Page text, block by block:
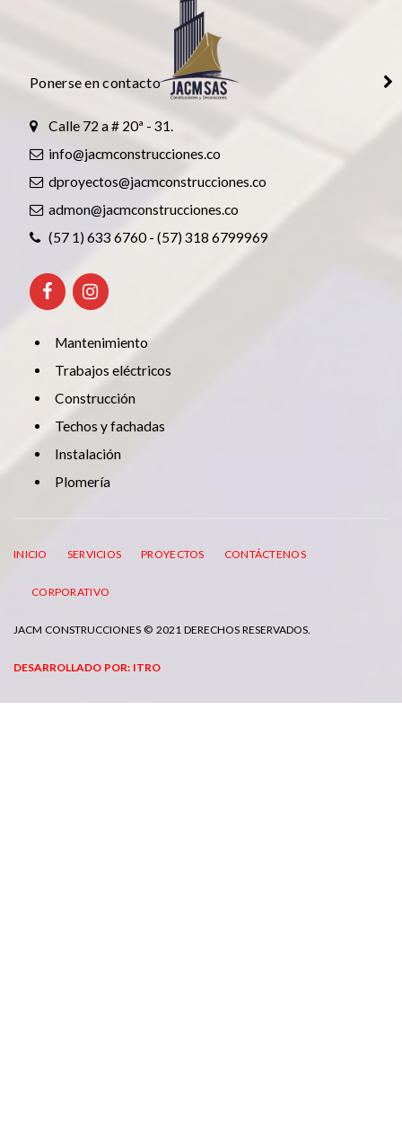
Ponerse en contacto
Calle 72 a # 20ª - 31.
info@jacmconstrucciones.co
dproyectos@jacmconstrucciones.co
admon@jacmconstrucciones.co
(57 1) 633 6760 - (57) 318 6799969
Mantenimiento
Trabajos eléctricos
Construcción
Techos y fachadas
Instalación
Plomería
INICIO SERVICIOS PROYECTOS CONTÁCTENOS
CORPORATIVO
JACM CONSTRUCCIONES © 2021 DERECHOS RESERVADOS.
DESARROLLADO POR: ITRO